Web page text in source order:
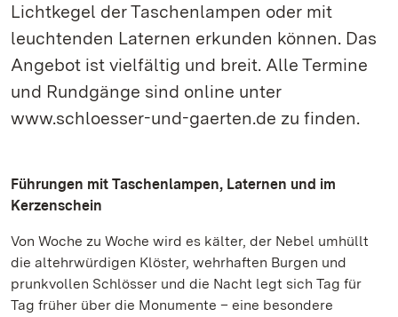
Lichtkegel der Taschenlampen oder mit
leuchtenden Laternen erkunden können. Das
Angebot ist vielfältig und breit. Alle Termine
und Rundgänge sind online unter
www.schloesser-und-gaerten.de zu finden.
Führungen mit Taschenlampen, Laternen und im
Kerzenschein
Von Woche zu Woche wird es kälter, der Nebel umhüllt
die altehrwürdigen Klöster, wehrhaften Burgen und
prunkvollen Schlösser und die Nacht legt sich Tag für
Tag früher über die Monumente – eine besondere